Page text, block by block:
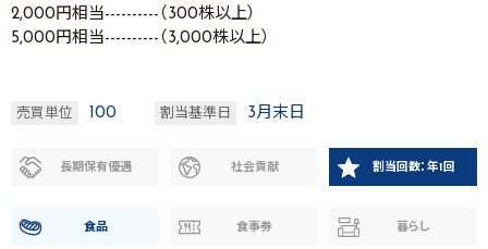
2,000円相当----------（300株以上）
5,000円相当----------（3,000株以上）
売買単位 100 割当基準日 3月末日
長期保有優遇 社会貢献 割当回数：年1回
食品 食事券 暮らし